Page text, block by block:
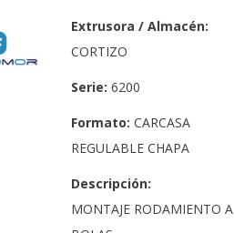
Extrusora / Almacén:
CORTIZO
Serie:6200
Formato:CARCASA
REGULABLE CHAPA
Descripción:
MONTAJE RODAMIENTO A